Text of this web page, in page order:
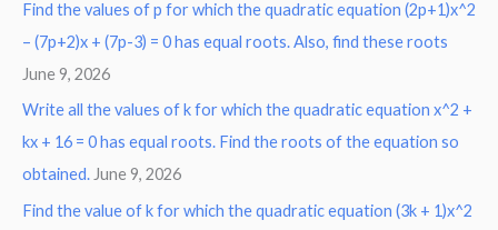
Find the values of p for which the quadratic equation (2p+1)x^2
– (7p+2)x + (7p-3) = 0 has equal roots. Also, find these roots
June 9, 2026
Write all the values of k for which the quadratic equation x^2 +
kx + 16 = 0 has equal roots. Find the roots of the equation so
obtained. June 9, 2026
Find the value of k for which the quadratic equation (3k + 1)x^2